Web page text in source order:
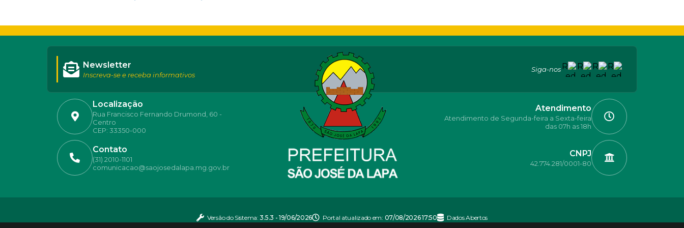
Siga-nos
Localização
Rua Francisco Fernando Drumond, 60 -
Centro
CEP: 33350-000
Contato
(31) 2010-1101
comunicacao@saojosedalapa.mg.gov.br
Atendimento
Atendimento de Segunda-feira a Sexta-feira
das 07h as 18h
CNPJ
42.774.281/0001-80
Newsletter
Inscreva-se e receba informativos
Versão do Sistema:3.5.3 - 19/06/2026 Portal atualizado em: 07/08/2026 17:50 Dados Abertos